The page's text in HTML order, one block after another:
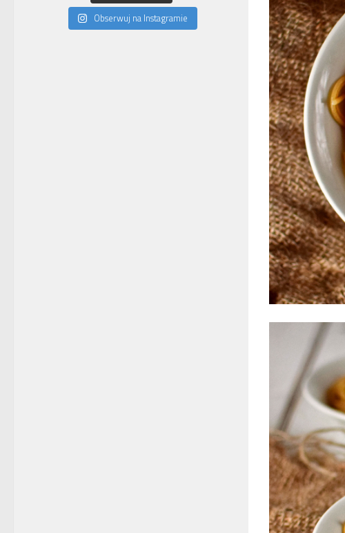
Obserwuj na Instagramie